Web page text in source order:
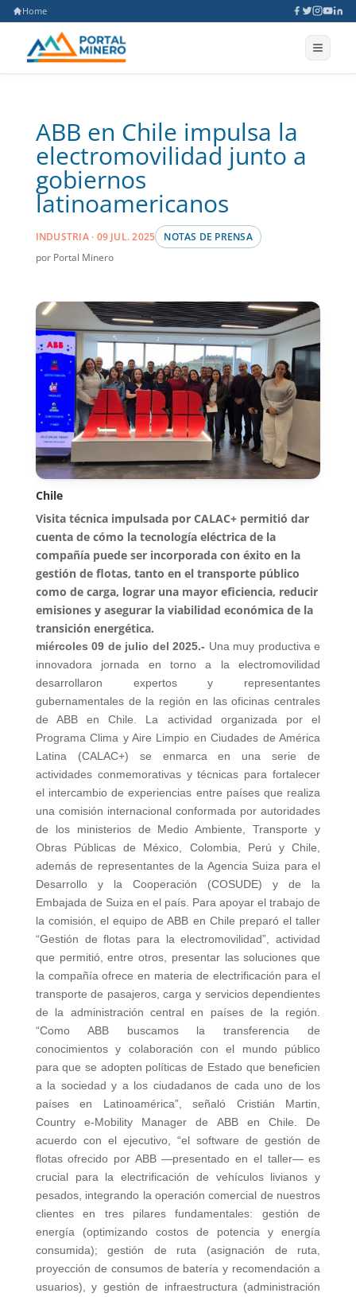
Home
ABB en Chile impulsa la
electromovilidad junto a
gobiernos
latinoamericanos
INDUSTRIA · 09 JUL. 2025 NOTAS DE PRENSA
por Portal Minero
Chile
Visita técnica impulsada por CALAC+ permitió dar
cuenta de cómo la tecnología eléctrica de la
compañía puede ser incorporada con éxito en la
gestión de flotas, tanto en el transporte público
como de carga, lograr una mayor eficiencia, reducir
emisiones y asegurar la viabilidad económica de la
transición energética.
miércoles 09 de julio del 2025.- Una muy productiva e
innovadora jornada en torno a la electromovilidad
desarrollaron expertos y representantes
gubernamentales de la región en las oficinas centrales
de ABB en Chile. La actividad organizada por el
Programa Clima y Aire Limpio en Ciudades de América
Latina (CALAC+) se enmarca en una serie de
actividades conmemorativas y técnicas para fortalecer
el intercambio de experiencias entre países que realiza
una comisión internacional conformada por autoridades
de los ministerios de Medio Ambiente, Transporte y
Obras Públicas de México, Colombia, Perú y Chile,
además de representantes de la Agencia Suiza para el
Desarrollo y la Cooperación (COSUDE) y de la
Embajada de Suiza en el país. Para apoyar el trabajo de
la comisión, el equipo de ABB en Chile preparó el taller
“Gestión de flotas para la electromovilidad”, actividad
que permitió, entre otros, presentar las soluciones que
la compañía ofrece en materia de electrificación para el
transporte de pasajeros, carga y servicios dependientes
de la administración central en países de la región.
“Como ABB buscamos la transferencia de
conocimientos y colaboración con el mundo público
para que se adopten políticas de Estado que beneficien
a la sociedad y a los ciudadanos de cada uno de los
países en Latinoamérica”, señaló Cristián Martin,
Country e-Mobility Manager de ABB en Chile. De
acuerdo con el ejecutivo, “el software de gestión de
flotas ofrecido por ABB —presentado en el taller— es
crucial para la electrificación de vehículos livianos y
pesados, integrando la operación comercial de nuestros
clientes en tres pilares fundamentales: gestión de
energía (optimizando costos de potencia y energía
consumida); gestión de ruta (asignación de ruta,
proyección de consumos de batería y recomendación a
usuarios), y gestión de infraestructura (administración